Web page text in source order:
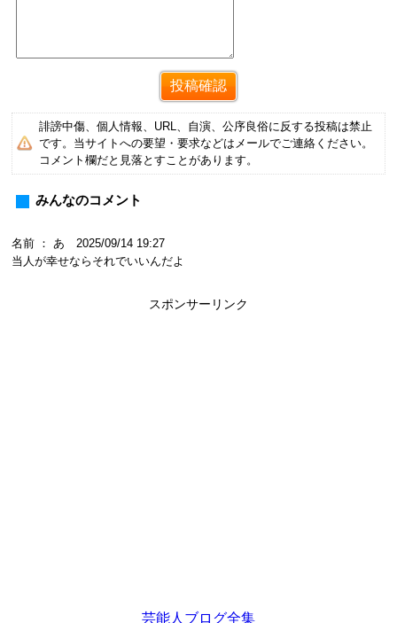
誹謗中傷、個人情報、URL、自演、公序良俗に反する投稿は禁止
です。当サイトへの要望・要求などはメールでご連絡ください。
コメント欄だと見落とすことがあります。
みんなのコメント
名前 ： あ 2025/09/14 19:27
当人が幸せならそれでいいんだよ
スポンサーリンク
芸能人ブログ全集